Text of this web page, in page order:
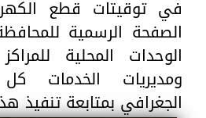
في توقيتات قطع
الصفحة الرسمية
الوحدات المحلية
ومديريات الخدمات
الجغرافي بمتابعة تنفيذ